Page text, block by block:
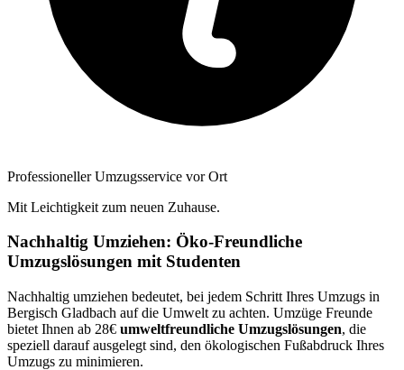
Professioneller Umzugsservice vor Ort
Mit Leichtigkeit zum neuen Zuhause.
Nachhaltig Umziehen: Öko-Freundliche
Umzugslösungen mit Studenten
Nachhaltig umziehen bedeutet, bei jedem Schritt Ihres Umzugs in
Bergisch Gladbach auf die Umwelt zu achten. Umzüge Freunde
bietet Ihnen ab 28€ umweltfreundliche Umzugslösungen, die
speziell darauf ausgelegt sind, den ökologischen Fußabdruck Ihres
Umzugs zu minimieren.